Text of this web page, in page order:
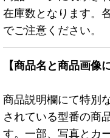
在庫数となります。
でご注意ください。
【商品名と商品画像
商品説明欄にて特別
されている型番の商
す。一部、写真とカ